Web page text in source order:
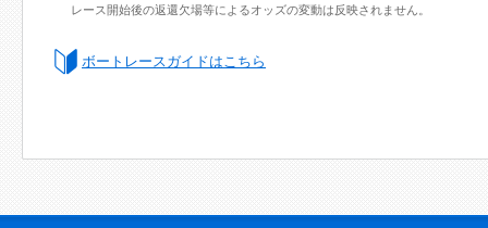
レース開始後の返還欠場等によるオッズの変動は反映されません。
ボートレースガイドはこちら